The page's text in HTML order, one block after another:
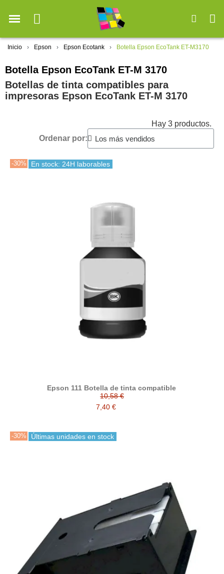
Inicio Epson Epson Ecotank Botella Epson EcoTank ET-M3170
Botella Epson EcoTank ET-M 3170
Botellas de tinta compatibles para
impresoras Epson EcoTank ET-M 3170
Hay 3 productos.
Ordenar por:
-30% En stock: 24H laborables
Epson 111 Botella de tinta compatible
10,58 €
7,40 €
-30% Últimas unidades en stock